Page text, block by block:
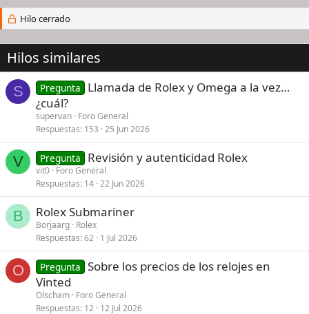
Hilo cerrado
Hilos similares
S Pregunta
Llamada de Rolex y Omega a la vez…
¿cuál?
supervan Foro General
Respuestas 153 25 Jun 2026
V Pregunta Revisión y autenticidad Rolex
vit0 Foro General
Respuestas 14 22 Jun 2026
B Rolex Submariner
Borjaarg Rolex
Respuestas 62 1 Jul 2026
O Pregunta Sobre los precios de los relojes en
Vinted
Olscham Foro General
Respuestas 12 12 Jul 2026